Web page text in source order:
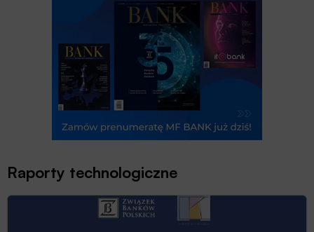
Raporty technologiczne